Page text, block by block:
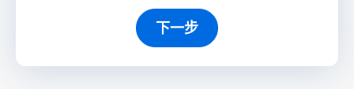
下一步